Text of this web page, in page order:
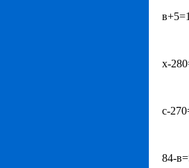
х-
с-
84-